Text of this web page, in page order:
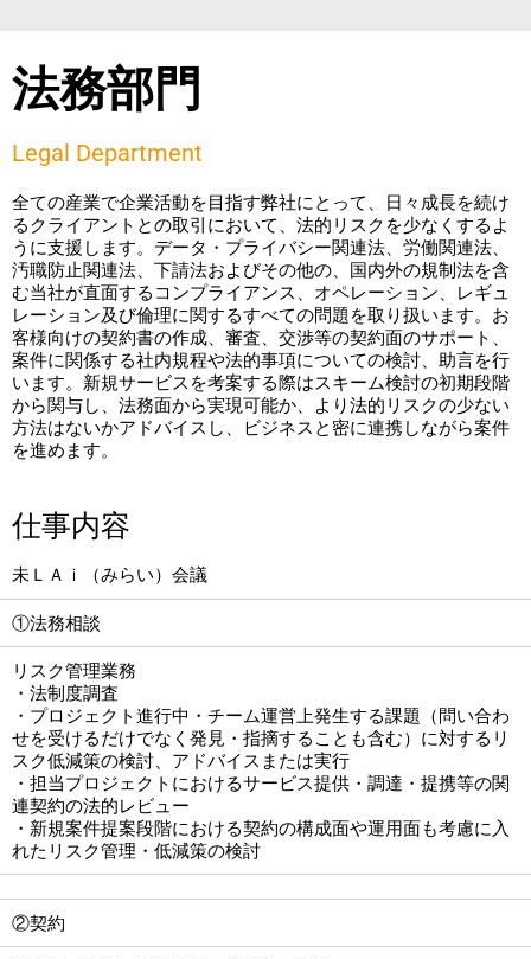
法務部門
Legal Department
全ての産業で企業活動を目指す弊社にとって、日々成長を続け
るクライアントとの取引において、法的リスクを少なくするよ
うに支援します。データ・プライバシー関連法、労働関連法、
汚職防止関連法、下請法およびその他の、国内外の規制法を含
む当社が直面するコンプライアンス、オペレーション、レギュ
レーション及び倫理に関するすべての問題を取り扱います。お
客様向けの契約書の作成、審査、交渉等の契約面のサポート、
案件に関係する社内規程や法的事項についての検討、助言を行
います。新規サービスを考案する際はスキーム検討の初期段階
から関与し、法務面から実現可能か、より法的リスクの少ない
方法はないかアドバイスし、ビジネスと密に連携しながら案件
を進めます。
仕事内容
未ＬＡｉ（みらい）会議
①法務相談
リスク管理業務
・法制度調査
・プロジェクト進行中・チーム運営上発生する課題（問い合わ
せを受けるだけでなく発見・指摘することも含む）に対するリ
スク低減策の検討、アドバイスまたは実行
・担当プロジェクトにおけるサービス提供・調達・提携等の関
連契約の法的レビュー
・新規案件提案段階における契約の構成面や運用面も考慮に入
れたリスク管理・低減策の検討
②契約